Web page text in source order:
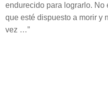
endurecido para lograrlo. No
que esté dispuesto a morir y
vez …”